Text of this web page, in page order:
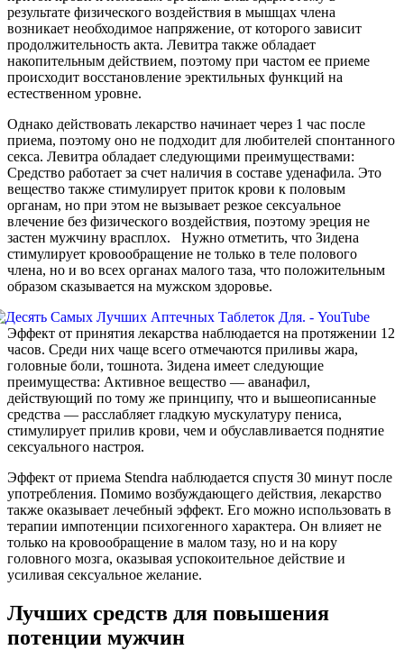
результате физического воздействия в мышцах члена
возникает необходимое напряжение, от которого зависит
продолжительность акта. Левитра также обладает
накопительным действием, поэтому при частом ее приеме
происходит восстановление эректильных функций на
естественном уровне.
Однако действовать лекарство начинает через 1 час после
приема, поэтому оно не подходит для любителей спонтанного
секса. Левитра обладает следующими преимуществами:
Средство работает за счет наличия в составе уденафила. Это
вещество также стимулирует приток крови к половым
органам, но при этом не вызывает резкое сексуальное
влечение без физического воздействия, поэтому эреция не
застен мужчину врасплох. Нужно отметить, что Зидена
стимулирует кровообращение не только в теле полового
члена, но и во всех органах малого таза, что положительным
образом сказывается на мужском здоровье.
Эффект от принятия лекарства наблюдается на протяжении 12
часов. Среди них чаще всего отмечаются приливы жара,
головные боли, тошнота. Зидена имеет следующие
преимущества: Активное вещество — аванафил,
действующий по тому же принципу, что и вышеописанные
средства — расслабляет гладкую мускулатуру пениса,
стимулирует прилив крови, чем и обуславливается поднятие
сексуального настроя.
Эффект от приема Stendra наблюдается спустя 30 минут после
употребления. Помимо возбуждающего действия, лекарство
также оказывает лечебный эффект. Его можно использовать в
терапии импотенции психогенного характера. Он влияет не
только на кровообращение в малом тазу, но и на кору
головного мозга, оказывая успокоительное действие и
усиливая сексуальное желание.
Лучших средств для повышения
потенции мужчин